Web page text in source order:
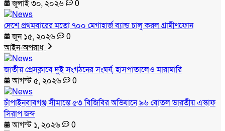
জুলাই ৩০, ২০২৬
0
দেশে প্রথমবারের মতো ৭০০ মেগাহার্জ ব্যান্ড চালু করল গ্রামীণফোন
জুন ১৫, ২০২৬
0
আইন-অপরাধ
জাতীয় প্রেসক্লাবে দুই সংগঠনের সংঘর্ষ, হাসপাতালেও মারামারি
আগস্ট ৫, ২০২৬
0
চাঁপাইনবাবগঞ্জ সীমান্তে ৫৩ বিজিবির অভিযানে ৯৬ বোতল ভারতীয় এস্কাফ
সিরাপ জব্দ
আগস্ট ১, ২০২৬
0